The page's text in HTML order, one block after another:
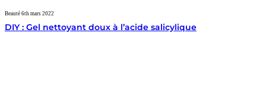
Beauté 6th mars 2022
DIY : Gel nettoyant doux à l’acide salicylique